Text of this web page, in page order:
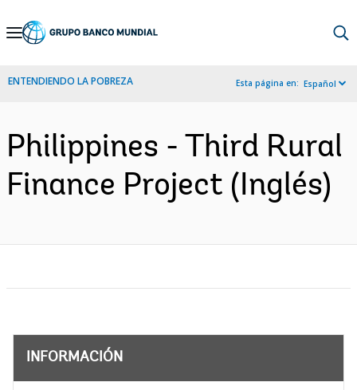
Skip
Navigation
ENTENDIENDO LA POBREZA Esta página en: Español
Philippines - Third Rural
Finance Project (Inglés)
INFORMACIÓN